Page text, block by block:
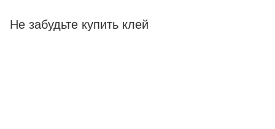
Не забудьте купить клей